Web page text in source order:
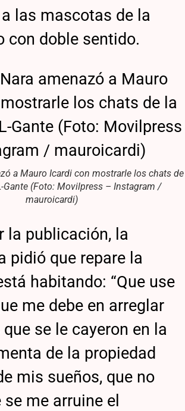
las mascotas de la
con doble sentido.
a Mauro Icardi con mostrarle los chats de
Gante (Foto: Movilpress – Instagram /
mauroicardi)
la publicación, la
pidió que repare la
habitando: “Que use
me debe en arreglar
que se le cayeron en la
de la propiedad
mis sueños, que no
me arruine el